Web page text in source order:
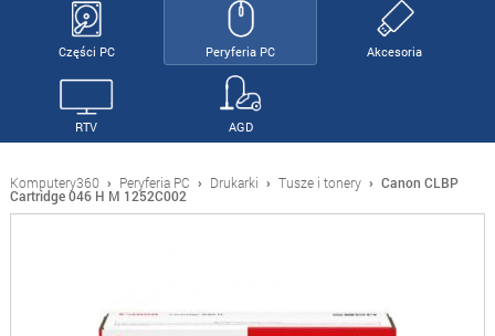
Części PC Peryferia PC Akcesoria
RTV AGD
Komputery360 › Peryferia PC › Drukarki › Tusze i tonery › Canon CLBP
Cartridge 046 H M 1252C002